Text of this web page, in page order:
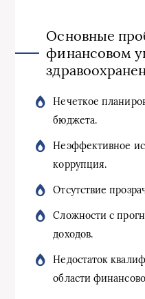
Основные
финансовом
Нечеткое
бюджета.
Неэффективное
коррупция.
Отсутствие
Сложности с
доходов.
Недостаток
области